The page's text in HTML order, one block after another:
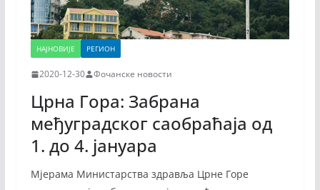
НАЈНОВИЈЕ РЕГИОН
2020-12-30 Фочанске новости
Црна Гора: Забрана
међуградског саобраћаја од
1. до 4. јануара
Мјерама Министарства здравља Црне Горе